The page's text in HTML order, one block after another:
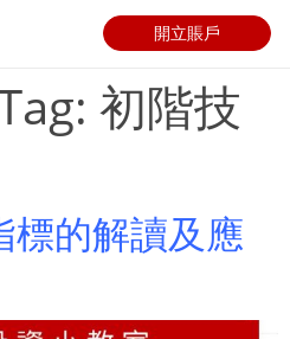
開立賬戶
初階技
標的解讀及應